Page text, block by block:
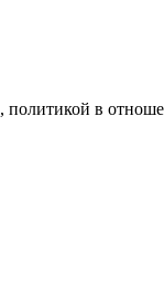
, политикой в